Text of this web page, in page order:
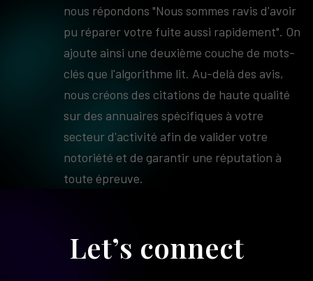
nous répondons "Nous sommes ravis d'avoir
pu réparer votre fuite aussi rapidement". On
ajoute ainsi une deuxième couche de mots-
clés que l'algorithme lit. Au-delà des avis,
nous créons des citations de haute qualité
sur des annuaires spécifiques à votre
secteur d'activité afin de valider votre
notoriété et de garantir une réputation à
toute épreuve.
Let’s connect